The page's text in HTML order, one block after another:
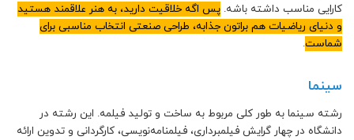
کارایی مناسب داشته باشه. پس اگه خلاقیت دارید، به هنر علاقمند هستید
و دنیای ریاضیات هم براتون جذابه، طراحی صنعتی انتخاب مناسبی برای
شماست.
سینما
رشته سینما به‌ طور کلی مربوط به ساخت و تولید فیلمه. این رشته در
دانشگاه در چهار گرایش‌ فیلمبرداری، فیلمنامه‌نویسی، کارگردانی و تدوین ارائه